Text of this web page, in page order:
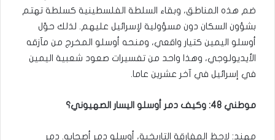
ضم هذه المناطق، وبقاء السلطة الفلسطينية كسلطة تهتم
بشؤون السكان دون مسؤولية لإسرائيل عليهم. لذلك حوّل
أوسلو اليمين كتيار واقعي، ومنحه أوسلو المخرج من مآزقه
الأيديولوجي، وهذا واحد من تفسيرات صعود شعبية اليمين
في إسرائيل في آخر عشرين عاما.
موطني 48: وكيف دمر أوسلو اليسار الصهيوني؟
مهند: لاحظ المفارقة التاريخية، أوسلو دمر أصحابه. دمر